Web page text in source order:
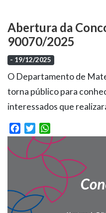
Abertura da
90070/2025
- 19/12/2025
O Departamento de
torna público para
interessados que
Facebook
Twitter